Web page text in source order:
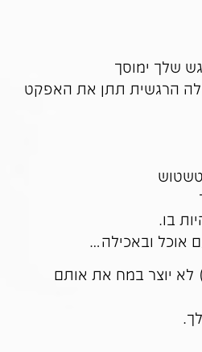
שלך ימוסך
הרגשית תתן את האפקט
בו.
אוכל ובאכילה…
לא יוצר במח את אותם